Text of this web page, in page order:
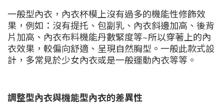
一般型內衣，內衣杯模上沒有過多的機能性修飾效
果，例如：沒有提托、包副乳、內衣斜邊加高、後背
片加高、內衣布料機能丹數緊度等~所以穿著上的內
衣效果，較偏向舒適、呈現自然胸型。一般此款式設
計，多常見於少女內衣或是一般運動內衣等等。
調整型內衣與機能型內衣的差異性